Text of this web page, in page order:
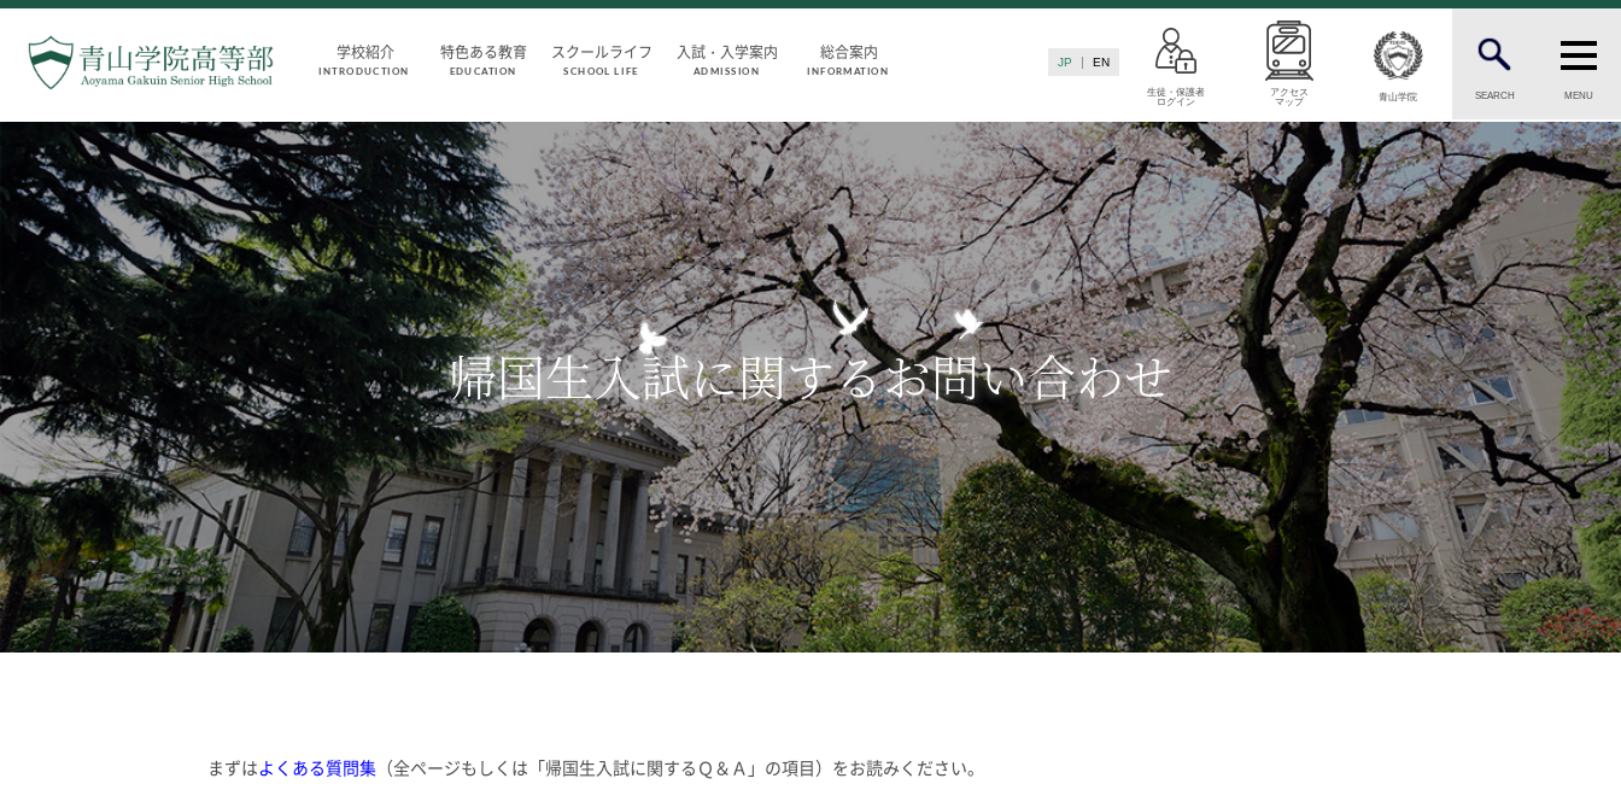
学校紹介
INTRODUCTION
特色ある教育
EDUCATION
スクールライフ
SCHOOL LIFE
入試・入学案内
ADMISSION
総合案内
INFORMATION
JP EN
生徒・保護者
ログイン
アクセス
マップ
青山学院 SEARCH MENU
INTRODUCTION
学校紹介
高等部 部長挨拶
教育理念・目標
高等部の歴史
生徒数・教職員数
一貫校の流れ
卒業後の進路
卒業生からのメッセージ
AOYAMA STYLE
特色ある教育
教育課程
教科・学習内容
キリスト教教育
国際交流
平和・共生学習
高大連携
SGH活動報告
SCHOOL LIFE
スクールライフ
スクールカレンダー
一日の流れ
クラブ・同好会
生徒会活動
施設・設備
保健室
図書館
制服
生徒自主学習団体
生徒の表彰
いじめ防止対策
ADMISSION
入試・入学案内
入試日程・出願資格
入試要項・出願書類
学校説明会
公開行事の紹介
入学金・学費
入試結果
入学試験問題
海外に住む中学生の方へ
スクールガイド
上級学校訪問
中学校の先生方へ
志願者速報
合格者発表
よくあるご質問
INFORMATION
総合案内
ニュース・トピックス一覧
お問い合わせ
キャンパスマップ
アクセスマップ
緊急・災害時の対応
ご支援をお考えの方へ
同窓会
ENGLISHページ
個人情報保護への取り組み
このサイトについて
採用情報
地の塩、世の光（スクール・モットー）
帰国生入試に関するお問い合わせ
まずはよくある質問集 （全ページもしくは「帰国生入試に関するＱ＆Ａ」の項目）をお読みください。